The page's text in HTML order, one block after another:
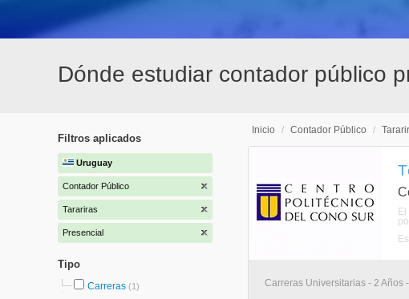
Dónde estudiar contador público
Filtros aplicados
Uruguay
Contador Público
Tarariras
Presencial
Tipo
Carreras (1)
Inicio / Contador Público /
Carreras Universitarias - 2 Años